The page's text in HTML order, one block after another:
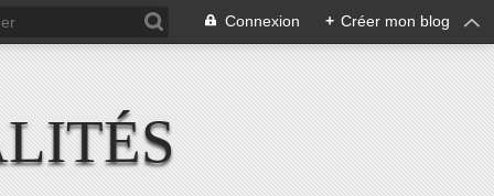
Connexion + Créer mon blog